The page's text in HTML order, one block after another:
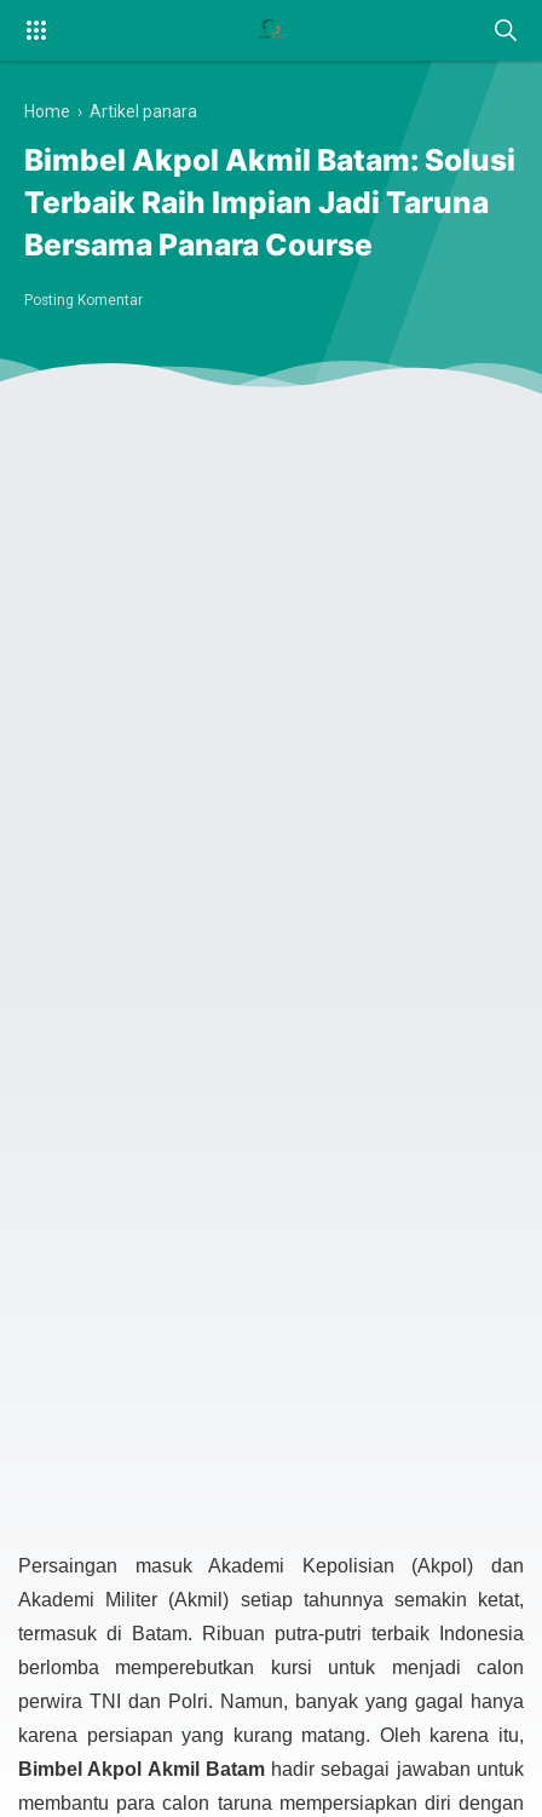
Home › Artikel panara
Bimbel Akpol Akmil Batam: Solusi
Terbaik Raih Impian Jadi Taruna
Bersama Panara Course
Posting Komentar
Persaingan masuk Akademi Kepolisian (Akpol) dan
Akademi Militer (Akmil) setiap tahunnya semakin ketat,
termasuk di Batam. Ribuan putra-putri terbaik Indonesia
berlomba memperebutkan kursi untuk menjadi calon
perwira TNI dan Polri. Namun, banyak yang gagal hanya
karena persiapan yang kurang matang. Oleh karena itu,
Bimbel Akpol Akmil Batamhadir sebagai jawaban untuk
membantu para calon taruna mempersiapkan diri dengan